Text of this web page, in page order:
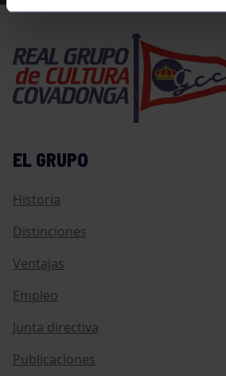
EL GRUPO
Historia
Distinciones
Ventajas
Empleo
Junta directiva
Publicaciones